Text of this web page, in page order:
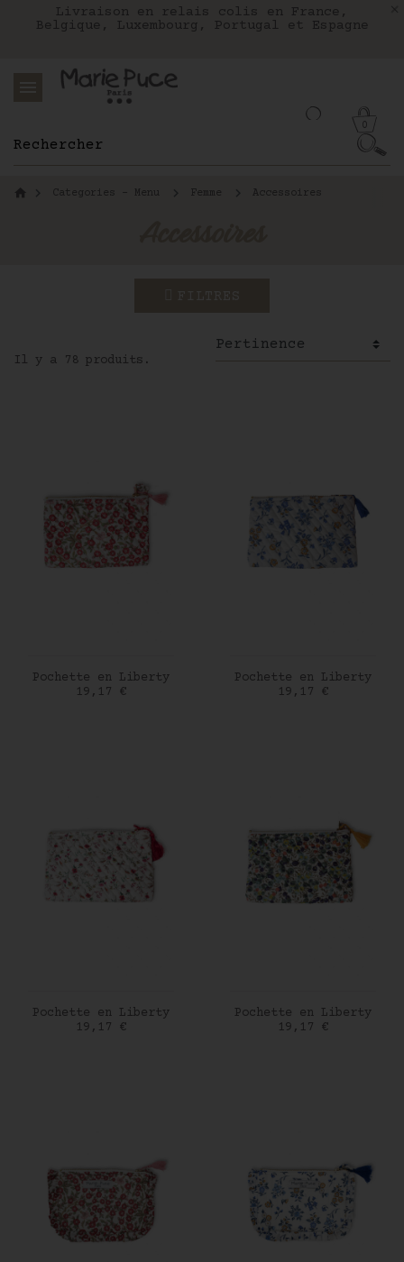
Notre site part en vacances !
Les commandes passées après le 4 août
Nous livrons aux Etats-Unis avec FEDEX
Livraison en relais colis en France,
Belgique, Luxembourg, Portugal et Espagne
0
Categories - Menu Femme Accessoires
Il y a 78 produits.
AJOUTER AU PANIER
Pochette en Liberty
Prix
19,17 €
AJOUTER AU PANIER
Pochette en Liberty
Prix
19,17 €
AJOUTER AU PANIER
Pochette en Liberty
Prix
19,17 €
AJOUTER AU PANIER
Pochette en Liberty
Prix
19,17 €